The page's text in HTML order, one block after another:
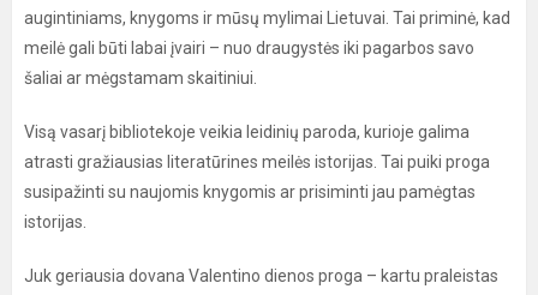
augintiniams, knygoms ir mūsų mylimai Lietuvai. Tai priminė, kad
meilė gali būti labai įvairi – nuo draugystės iki pagarbos savo
šaliai ar mėgstamam skaitiniui.
Visą vasarį bibliotekoje veikia leidinių paroda, kurioje galima
atrasti gražiausias literatūrines meilės istorijas. Tai puiki proga
susipažinti su naujomis knygomis ar prisiminti jau pamėgtas
istorijas.
Juk geriausia dovana Valentino dienos proga – kartu praleistas